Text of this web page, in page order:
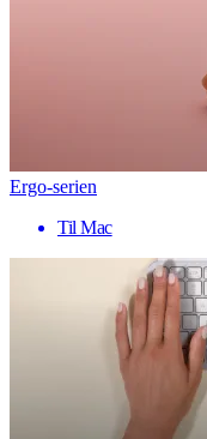
Ergo-serien
Til Mac